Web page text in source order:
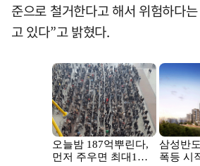
준으로 철거한다고 해서 위험하다
고 있다”고 밝혔다.